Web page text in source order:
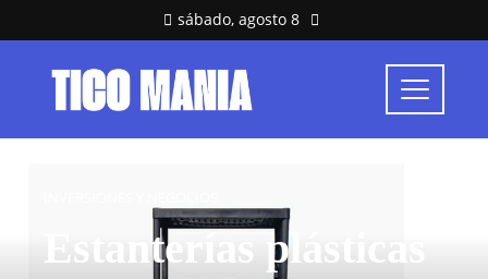
sábado, agosto 8
Estanterías plásticas